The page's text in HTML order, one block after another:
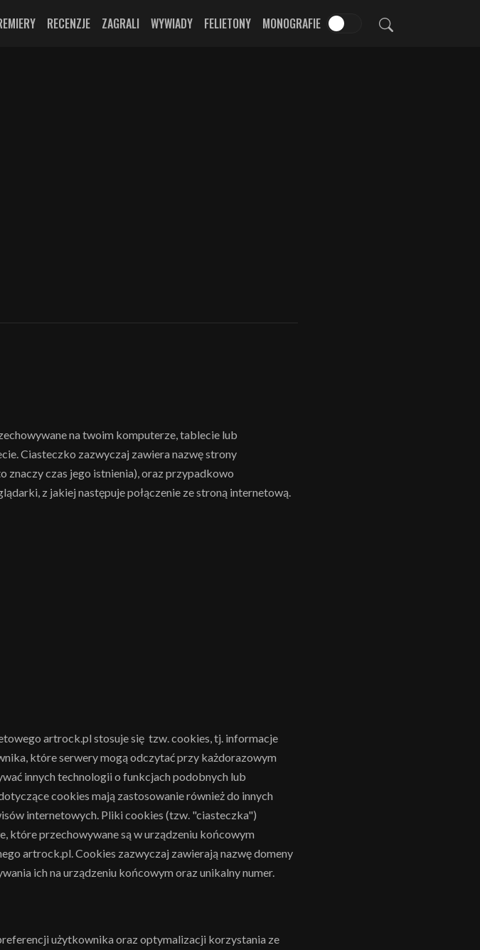
RECENZJE ZAGRALI WYWIADY FELIETONY MONOGRAFIE
na twoim komputerze, tablecie lub
Ciasteczko zazwyczaj zawiera nazwę strony
znaczy czas jego istnienia), oraz przypadkowo
z jakiej następuje połączenie ze stroną internetową.
artrock.pl stosuje się tzw. cookies, tj. informacje
które serwery mogą odczytać przy każdorazowym
innych technologii o funkcjach podobnych lub
cookies mają zastosowanie również do innych
internetowych. Pliki cookies (tzw. "ciasteczka")
które przechowywane są w urządzeniu końcowym
artrock.pl. Cookies zazwyczaj zawierają nazwę domeny
ich na urządzeniu końcowym oraz unikalny numer.
użytkownika oraz optymalizacji korzystania ze